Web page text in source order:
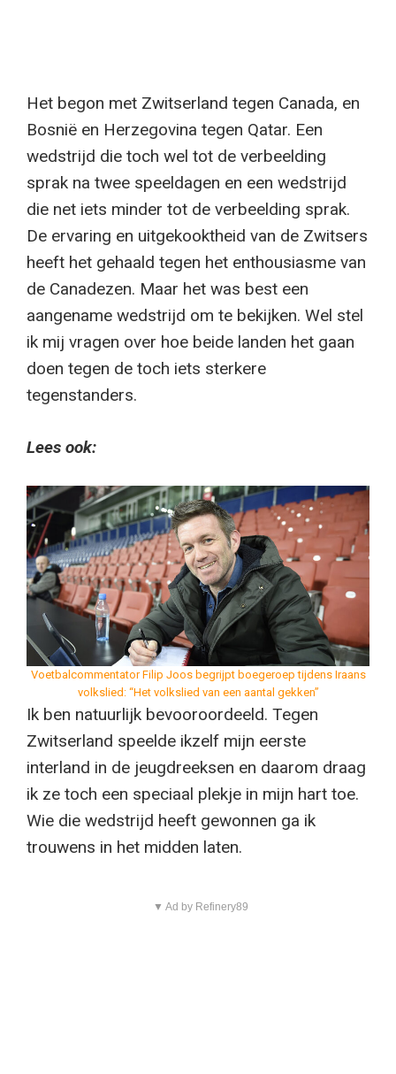
Het begon met Zwitserland tegen Canada, en
Bosnië en Herzegovina tegen Qatar. Een
wedstrijd die toch wel tot de verbeelding
sprak na twee speeldagen en een wedstrijd
die net iets minder tot de verbeelding sprak.
De ervaring en uitgekooktheid van de Zwitsers
heeft het gehaald tegen het enthousiasme van
de Canadezen. Maar het was best een
aangename wedstrijd om te bekijken. Wel stel
ik mij vragen over hoe beide landen het gaan
doen tegen de toch iets sterkere
tegenstanders.
Lees ook:
Voetbalcommentator Filip Joos begrijpt boegeroep tijdens Iraans
volkslied: “Het volkslied van een aantal gekken”
Ik ben natuurlijk bevooroordeeld. Tegen
Zwitserland speelde ikzelf mijn eerste
interland in de jeugdreeksen en daarom draag
ik ze toch een speciaal plekje in mijn hart toe.
Wie die wedstrijd heeft gewonnen ga ik
trouwens in het midden laten.
▼ Ad by Refinery89